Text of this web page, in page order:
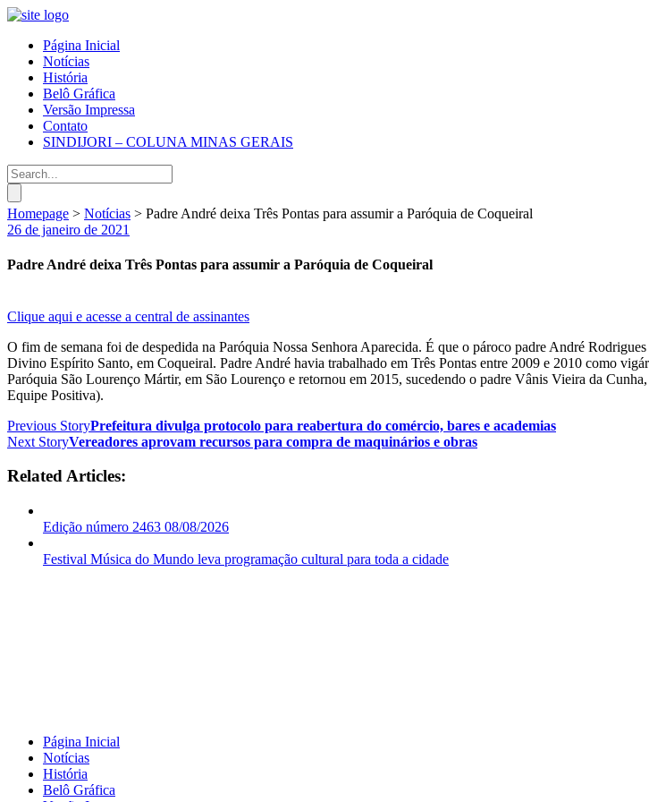
Página Inicial
Notícias
História
Belô Gráfica
Versão Impressa
Contato
SINDIJORI – COLUNA MINAS GERAIS
Homepage > Notícias > Padre André deixa Três Pontas para assumir a Paróquia de Coqueiral
26 de janeiro de 2021
Padre André deixa Três Pontas para assumir a Paróquia de Coqueiral
Clique aqui e acesse a central de assinantes
O fim de semana foi de despedida na Paróquia Nossa Senhora Aparecida. É que o pároco padre André
Divino Espírito Santo, em Coqueiral. Padre André havia trabalhado em Três Pontas entre 2009 e 2010 como
Paróquia São Lourenço Mártir, em São Lourenço e retornou em 2015, sucedendo o padre Vânis Vieira da
Equipe Positiva).
Previous StoryPrefeitura divulga protocolo para reabertura do comércio, bares e academias
Next StoryVereadores aprovam recursos para compra de maquinários e obras
Related Articles:
Edição número 2463 08/08/2026
Festival Música do Mundo leva programação cultural para toda a cidade
Página Inicial
Notícias
História
Belô Gráfica